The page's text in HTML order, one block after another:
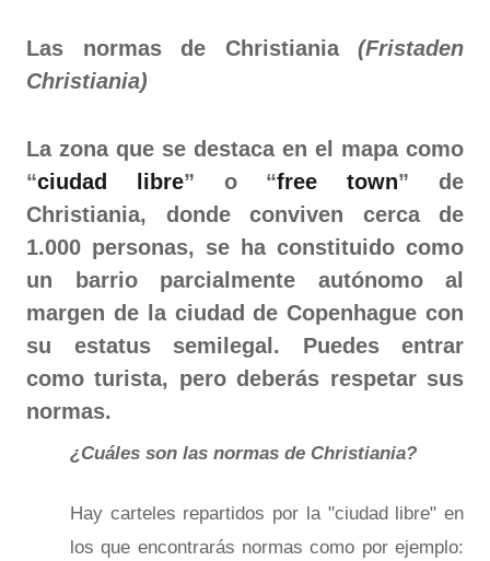
Las normas de Christiania (Fristaden
Christiania)
La zona que se destaca en el mapa como
“ciudad libre” o “free town” de
Christiania, donde conviven cerca de
1.000 personas, se ha constituido como
un barrio parcialmente autónomo al
margen de la ciudad de Copenhague con
su estatus semilegal. Puedes entrar
como turista, pero deberás respetar sus
normas.
¿Cuáles son las normas de Christiania?
Hay carteles repartidos por la "ciudad libre" en
los que encontrarás normas como por ejemplo: